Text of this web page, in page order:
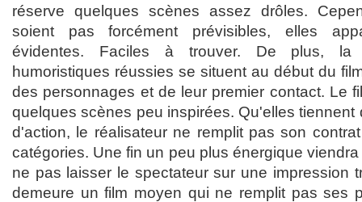
réserve quelques scènes assez drôles.
soient pas forcément prévisibles, elles
évidentes. Faciles à trouver. De plus, la
humoristiques réussies se situent au début du
des personnages et de leur premier contact. Le
quelques scènes peu inspirées. Qu'elles tiennent
d'action, le réalisateur ne remplit pas son
catégories. Une fin un peu plus énergique
ne pas laisser le spectateur sur une impression
demeure un film moyen qui ne remplit pas ses